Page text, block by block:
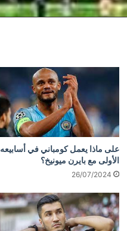
على ماذا يعمل كومباني في أسابيعه
الأولى مع بايرن ميونيخ؟
26/07/2024